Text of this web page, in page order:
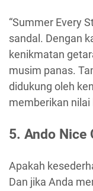
“Summer Every
sandal. Dengan
kenikmatan
musim panas.
didukung oleh
memberikan nilai
5. Ando Nice
Apakah
Dan jika Anda